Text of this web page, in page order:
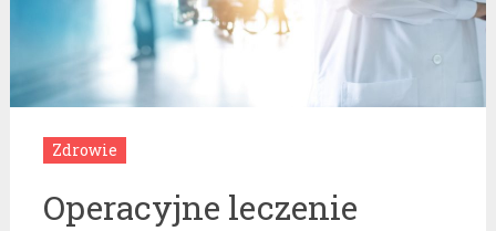
Zdrowie
Operacyjne leczenie